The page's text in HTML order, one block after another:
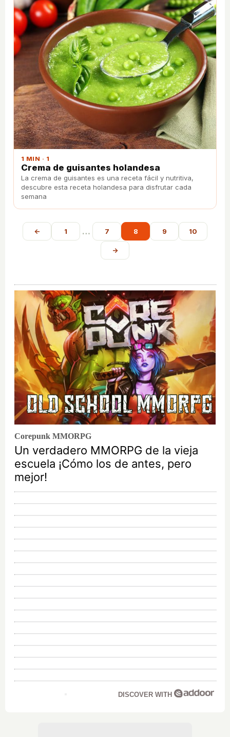
1 MIN · 1
Crema de guisantes holandesa
La crema de guisantes es una receta fácil y nutritiva,
descubre esta receta holandesa para disfrutar cada
semana
← 1 … 7 8 9 10
→
Corepunk MMORPG
Un verdadero MMORPG de la vieja
escuela ¡Cómo los de antes, pero
mejor!
DISCOVER WITH